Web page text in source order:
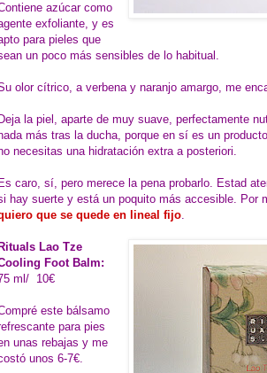
azúcar como
exfoliante, y es
para pieles que
un poco más sensibles de lo habitual.
olor cítrico, a verbena y naranjo amargo, me
Deja la piel, aparte de muy suave, perfectamente
más tras la ducha, porque en sí es un
necesitas una hidratación extra a posteriori.
Es caro, sí, pero merece la pena probarlo. Estad
hay suerte y está un poquito más accesible. Por
que se quede en lineal fijo.
Rituals Lao Tze
Foot Balm:
ml/ 10€
este bálsamo
para pies
unas rebajas y me
unos 6-7€.